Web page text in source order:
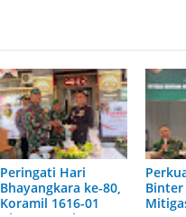
Peringati Hari
Bhayangkara ke-80,
Koramil 1616-01